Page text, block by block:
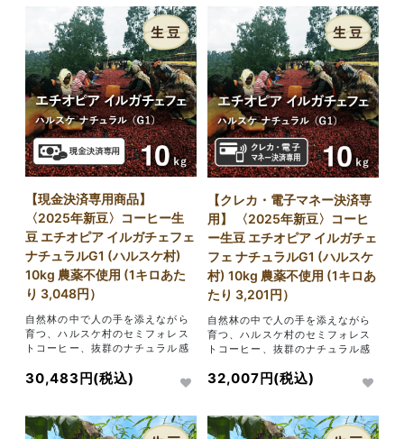
【現金決済専用商品】
〈2025年新豆〉コーヒー生
豆 エチオピア イルガチェフェ
ナチュラルG1 (ハルスケ村)
10kg 農薬不使用 (1キロあた
り 3,048円）
自然林の中で人の手を添えながら
育つ、ハルスケ村のセミフォレス
トコーヒー、抜群のナチュラル感
30,483円(税込)
【クレカ・電子マネー決済専
用】 〈2025年新豆〉コーヒ
ー生豆 エチオピア イルガチェ
フェ ナチュラルG1 (ハルスケ
村) 10kg 農薬不使用 (1キロあ
たり 3,201円）
自然林の中で人の手を添えながら
育つ、ハルスケ村のセミフォレス
トコーヒー、抜群のナチュラル感
32,007円(税込)